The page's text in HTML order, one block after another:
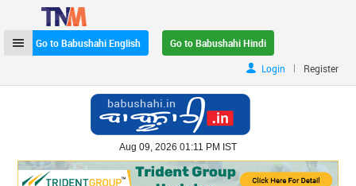
Go to Babushahi English
Go to Babushahi Hindi
Login
| Register
Aug 09, 2026 01:11 PM IST